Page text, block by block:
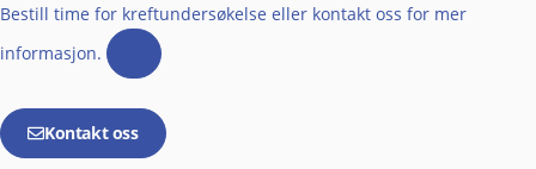
Bestill time for kreftundersøkelse eller kontakt oss for mer
informasjon.
Kontakt oss